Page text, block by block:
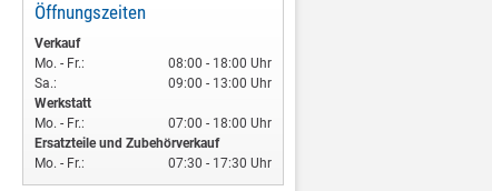
Öffnungszeiten
Verkauf
Mo. - Fr.:
08:00 - 18:00 Uhr
Sa.:
09:00 - 13:00 Uhr
Werkstatt
Mo. - Fr.:
07:00 - 18:00 Uhr
Ersatzteile und Zubehörverkauf
Mo. - Fr.:
07:30 - 17:30 Uhr